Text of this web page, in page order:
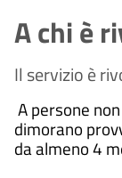
A chi è
Il servizio è
A persone
dimorano
da almeno 4